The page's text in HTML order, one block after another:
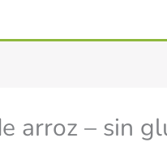
arroz – sin